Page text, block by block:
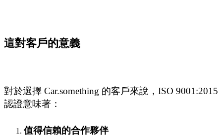
這對客戶的意義
對於選擇 Car.something 的客戶來說，ISO 9001:2015
認證意味著：
值得信賴的合作夥伴